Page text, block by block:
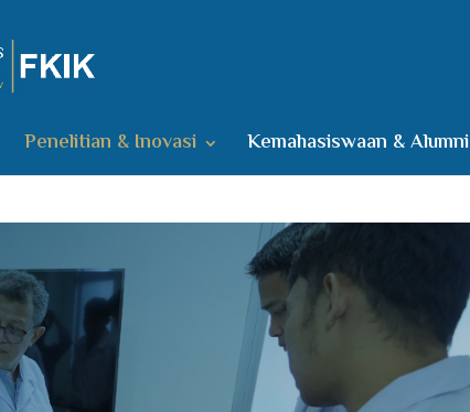
Penelitian & Inovasi Kemahasiswaan & Alumni